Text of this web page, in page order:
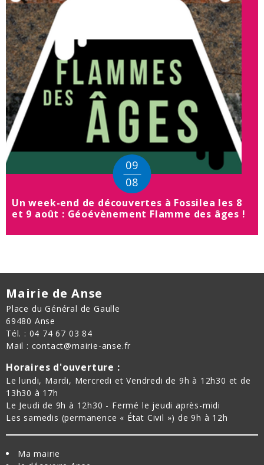
Un week-end de découvertes à Fossilea les 8
et 9 août : Géoévènement Flamme des âges !
09
08
09
10h00
à
18h00
Mairie de Anse
Place du Général de Gaulle
69480 Anse
Tél. : 04 74 67 03 84
Mail : contact@mairie-anse.fr
Horaires d'ouverture :
Le lundi, Mardi, Mercredi et Vendredi de 9h à 12h30 et de
13h30 à 17h
Le Jeudi de 9h à 12h30 - Fermé le jeudi après-midi
Les samedis (permanence « État Civil ») de 9h à 12h
Ma mairie